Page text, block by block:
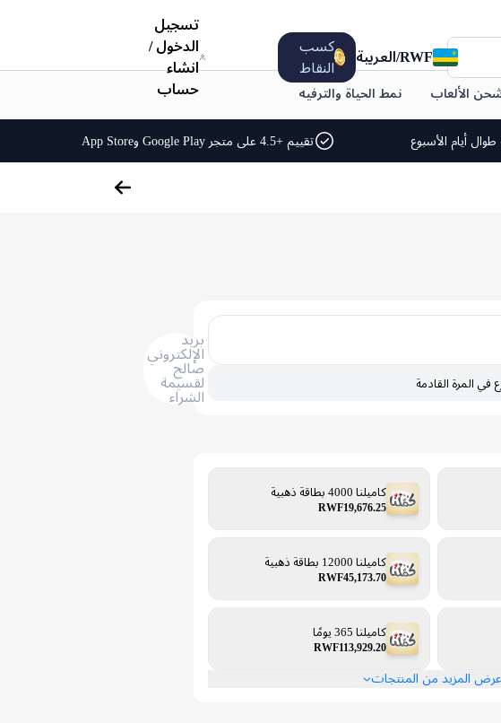
RWF
/ العربية
كسب
النقاط
تسجيل
الدخول/
انشاء
حساب
الألعاب نمط الحياة والترفيه
أيام الأسبوع تقييم +4.5 على متجر Google Play وApp Store
بريد
الإلكتروني
صالح
لقسيمة
الشراء
المرة القادمة
كاميلنا 4000 بطاقة ذهبية
RWF19,676.25
كاميلنا 12000 بطاقة ذهبية
RWF45,173.70
كاميلنا 365 يومًا
RWF113,929.20
اعرض المزيد من المنتجات